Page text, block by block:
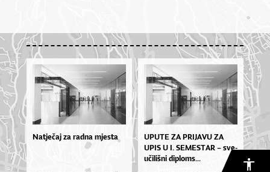
Natječaj za radna mjesta
UPU­TE ZA PRI­JA­VU ZA
UPIS U I. SE­MES­TAR – sve­
u­či­liš­ni di­plo­ms...